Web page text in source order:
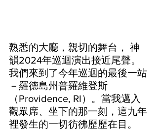
熟悉的大廳，親切的舞台， 神
韻2024年巡迴演出接近尾聲。
我們來到了今年巡迴的最後一站
－羅德島州普羅維登斯
（Providence, RI）。當我邁入
觀眾席、坐下的那一刻，這九年
裡發生的一切彷彿歷歷在目。